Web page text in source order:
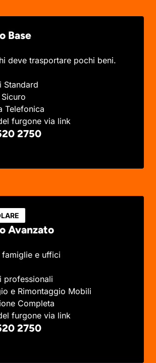
Base
deve trasportare pochi beni.
Standard
Telefonica
furgone via link
2750
Avanzato
e uffici
professionali
e Rimontaggio Mobili
Completa
furgone via link
2750